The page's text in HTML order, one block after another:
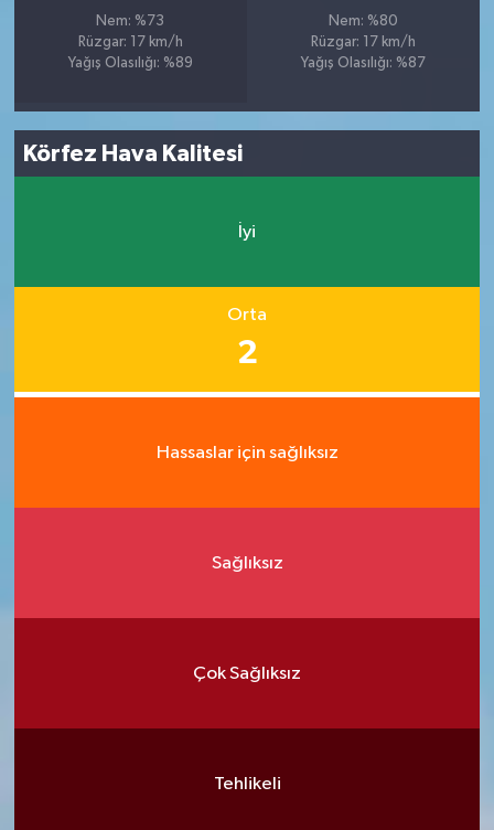
Nem: %73
Rüzgar: 17 km/h
Yağış Olasılığı: %89
Nem: %80
Rüzgar: 17 km/h
Yağış Olasılığı: %87
Körfez Hava Kalitesi
İyi
Orta
2
Hassaslar için sağlıksız
Sağlıksız
Çok Sağlıksız
Tehlikeli